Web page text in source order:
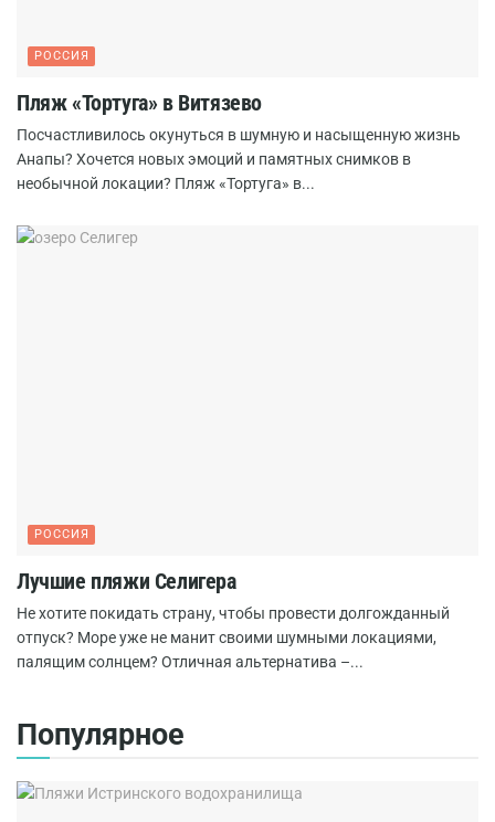
РОССИЯ
Пляж «Тортуга» в Витязево
Посчастливилось окунуться в шумную и насыщенную жизнь
Анапы? Хочется новых эмоций и памятных снимков в
необычной локации? Пляж «Тортуга» в...
РОССИЯ
Лучшие пляжи Селигера
Не хотите покидать страну, чтобы провести долгожданный
отпуск? Море уже не манит своими шумными локациями,
палящим солнцем? Отличная альтернатива –...
Популярное